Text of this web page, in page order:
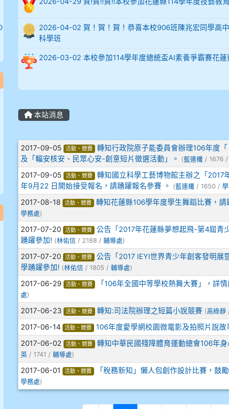
905周沛蓉
905鄭瑀安
906江彥臻
909林玉楓
909林朝智
910謝尚橙
910呂芃澔
910溫婕伶
911王祉傑
911張 婷
912彭子宸
914王苡澄
2026-04-02 賀！賀！賀！恭喜本校906班陳兆宏同學高
科學班
2026-03-02 本校參加114學年度總統盃AI素養爭霸賽花蓮
本站消息
文章列表
2017-09-05 活動、競賽
轉知行政院原子能委員會辦理106年度「
及「輻安核安、民眾心安-創意短片徵選活動」。
(藍連欉/ 1676 /
2017-09-05 活動、競賽
轉知國立科學工藝博物館主辦之「2017
年9月22 日開始接受報名，請踴躍報名參賽 。
(藍連欉/ 1650 /
2017-08-18 活動、競賽 轉知花蓮縣106學年度學生舞蹈比賽，請
學務處)
2017-07-20 活動、競賽
公告「2017年花蓮縣夢想起飛-第4屆青
踴躍參加! (林佑信 / 2188 / 輔導處)
2017-07-20 活動、競賽
公告「2017 IEYI世界青少年創客發明展
學踴躍參加! (林佑信 / 1805 / 輔導處)
2017-06-29 活動、競賽 「106年全國中等學校熱舞大賽」，詳
處)
2017-06-23 活動、競賽 轉知:司法院辦理之短篇小說競賽 (高綠靜/
2017-06-14 活動、競賽 106年度愛學網校園微電影及拍照片說故
2017-06-02 活動、競賽 轉知中華民國殘障體育運動總會106年
英/ 1741 / 輔導處)
2017-06-01 活動、競賽 「稅務新知」懶人包創作設計比賽，鼓
學務處)